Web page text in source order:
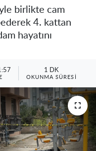
birlikte cam
4. kattan
hayatını
1 DK
OKUNMA SÜRESI